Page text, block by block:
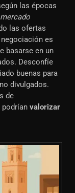
las épocas
las ofertas
es
basarse en un
Desconfíe
buenas para
divulgados.
de
valorizar